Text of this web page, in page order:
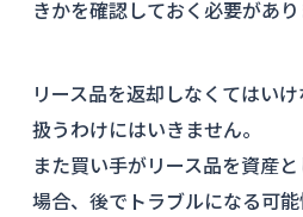
きかを確認しておく必要があり
リース品を返却しなくてはい
扱うわけにはいきません。
また買い手がリース品を資産
場合、後でトラブルになる可